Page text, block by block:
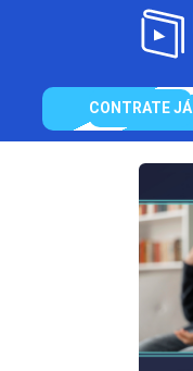
CONTRATE JÁ